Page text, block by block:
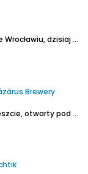
Pisałem już kiedyś o "Czarnej wronie" we Wrocławiu, dzisiaj trochę na temat historii karczmy pod Czarnym orłem.
Brewery
I kolejny browar restauracyjny w Budapeszcie, otwarty pod koniec lutego 2022 roku.